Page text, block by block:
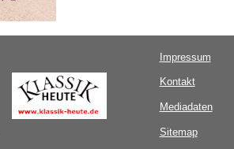
Impressum
Kontakt
Mediadaten
Sitemap